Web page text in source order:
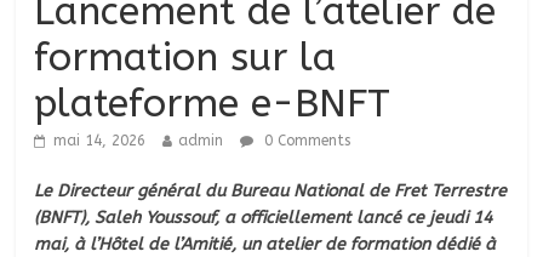
Lancement de l’atelier de
formation sur la
plateforme e-BNFT
mai 14, 2026 admin 0 Comments
Le Directeur général du Bureau National de Fret Terrestre
(BNFT), Saleh Youssouf, a officiellement lancé ce jeudi 14
mai, à l’Hôtel de l’Amitié, un atelier de formation dédié à